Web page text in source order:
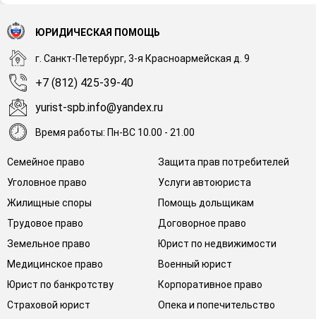
Семейное право
Защита прав потребителей
Уголовное право
Услуги автоюриста
Жилищные споры
Помощь дольщикам
Трудовое право
Договорное право
Земельное право
Юрист по недвижимости
Медицинское право
Военный юрист
Юрист по банкротству
Корпоративное право
Страховой юрист
Опека и попечительство
ЮРИДИЧЕСКАЯ ПОМОЩЬ
г. Санкт-Петербург, 3-я Красноармейская д. 9
+7 (812) 425-39-40
yurist-spb.info@yandex.ru
Время работы: Пн-ВС 10.00 - 21.00